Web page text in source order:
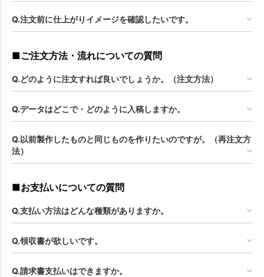
Q.注文前に仕上がりイメージを確認したいです。
■ご注文方法・流れについての質問
Q.どのように注文すれば良いでしょうか。（注文方法）
Q.データはどこで・どのように入稿しますか。
Q.以前製作したものと同じものを作りたいのですが。（再注文方
法）
■お支払いについての質問
Q.支払い方法はどんな種類がありますか。
Q.領収書が欲しいです。
Q.請求書支払いはできますか。